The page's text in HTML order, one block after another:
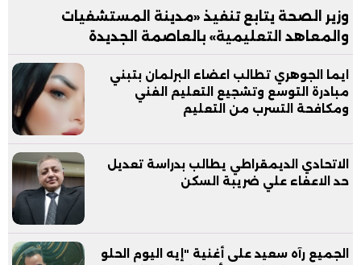
وزير الصحة يتابع تنفيذ «مدينة المستشفيات
والمعاهد التعليمية» بالعاصمة الجديدة
ايما الجوهري تطالب اعضاء البرلمان بتبني
مبادرة التوسع وتشجيع التعليم الفني
ومكافحة التسرب من التعليم
الاتحادي الديمقراطي يطالب بدراسة تعديل
حد الاعفاء علي ضريبة السكن
الجميع رآه سعيد على أغنية "إيه اليوم الحلو